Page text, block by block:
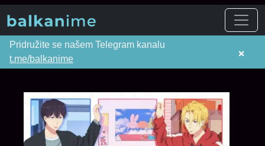
Pridružite se našem Telegram kanalu
t.me/balkanime
×